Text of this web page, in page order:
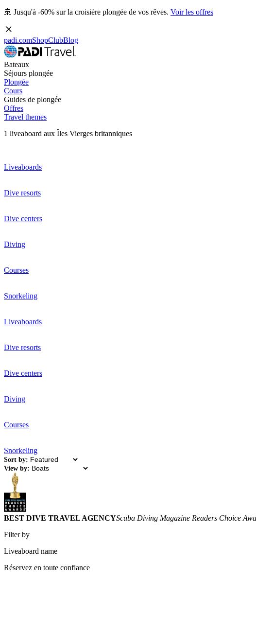
🚢 Jusqu'à -60% sur la croisière plongée de vos rêves. Voir les offres
padi.comShopClubBlog
Bateaux
Séjours plongée
Plongée
Cours
Guides de plongée
Offres
Travel themes
1 liveaboard aux Îles Vierges britanniques
Liveaboards
Dive resorts
Dive centers
Diving
Courses
Snorkeling
Liveaboards
Dive resorts
Dive centers
Diving
Courses
Snorkeling
Sort by:
View by:
BEST DIVE TRAVEL AGENCYScuba Diving Magazine Readers Choice
Filter by
Liveaboard name
Réservez en toute confiance